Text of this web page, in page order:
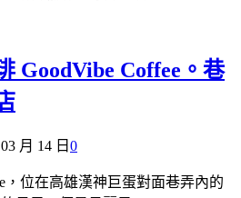
GoodVibe Coffee。巷
月 14 日 0
，位在高雄漢神巨蛋對面巷弄內的